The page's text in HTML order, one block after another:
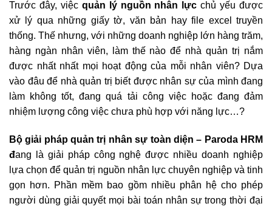
Trước đây, việc quản lý nguồn nhân lực chủ yếu được
xử lý qua những giấy tờ, văn bản hay file excel truyền
thống. Thế nhưng, với những doanh nghiệp lớn hàng trăm,
hàng ngàn nhân viên, làm thế nào để nhà quản trị nắm
được nhất nhất mọi hoạt động của mỗi nhân viên? Dựa
vào đâu để nhà quản trị biết được nhân sự của mình đang
làm không tốt, đang quá tải công việc hoặc đang đảm
nhiệm lượng công việc chưa phù hợp với năng lực…?
Bộ giải pháp quản trị nhân sự toàn diện – Paroda HRM
đang là giải pháp công nghệ được nhiều doanh nghiệp
lựa chọn để quản trị nguồn nhân lực chuyên nghiệp và tinh
gọn hơn. Phần mềm bao gồm nhiều phân hệ cho phép
người dùng giải quyết mọi bài toán nhân sự trong thời đại